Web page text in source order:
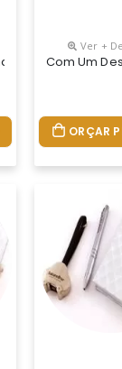
Sintético
Acompanha
Ver +
Com Um
ORÇAR